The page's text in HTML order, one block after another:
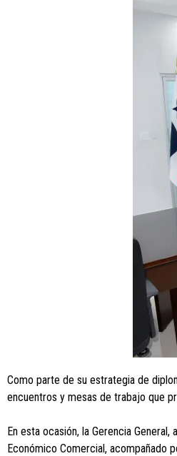
Como parte de su estrategia de
encuentros y mesas de trabajo que
En esta ocasión, la Gerencia
Económico Comercial, acompañado